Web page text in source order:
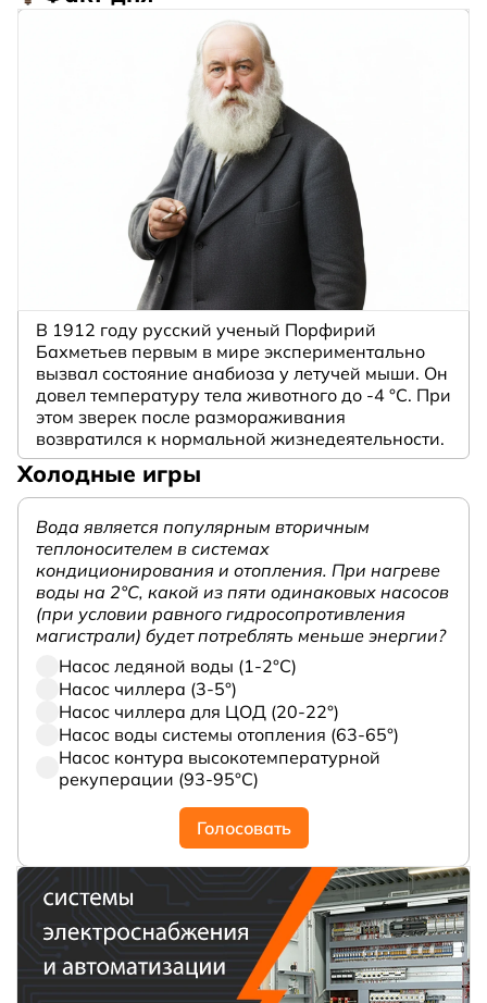
В 1912 году русский ученый Порфирий
Бахметьев первым в мире экспериментально
вызвал состояние анабиоза у летучей мыши. Он
довел температуру тела животного до -4 °C. При
этом зверек после размораживания
возвратился к нормальной жизнедеятельности.
Холодные игры
Вода является популярным вторичным
теплоносителем в системах
кондиционирования и отопления. При нагреве
воды на 2°С, какой из пяти одинаковых насосов
(при условии равного гидросопротивления
магистрали) будет потреблять меньше энергии?
Насос ледяной воды (1-2°С)
Насос чиллера (3-5°)
Насос чиллера для ЦОД (20-22°)
Насос воды системы отопления (63-65°)
Насос контура высокотемпературной
рекуперации (93-95°С)
Голосовать